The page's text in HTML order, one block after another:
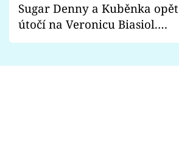
Sugar Denny a Kuběnka opět
útočí na Veronicu Biasiol.
Proč je podle nich falešná a